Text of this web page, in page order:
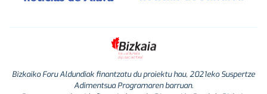
Bizkaiko Foru Aldundiak finantzatu du proiektu hau, 2021eko Suspertze
Adimentsua Programaren barruan.